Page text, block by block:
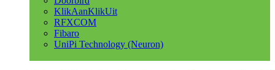
KlikAanKlikUit
RFXCOM
Fibaro
UniPi Technology (Neuron)